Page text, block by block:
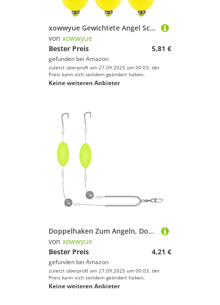
xowwyue Gewichtete Angel Schwimmer - 10 Stück Ovale Barsch Schwimmer | Gewichtete Eva-Schaumstoff Bojen Ausrüstung für Blaubarsche Crappie Sonnenbarsch Barsch Forellen
von xowwyue
Bester Preis
5,81 €
gefunden bei Amazon
zuletzt überprüft am 27.09.2025 um 00:03; der
Preis kann sich seitdem geändert haben.
Keine weiteren Anbieter
Doppelhaken Zum Angeln, Double-Hook Reverse Bottom Rig, Angelhaken Welsmontagen Fischereizubehör Für Wurf Trolling Outdoor Reisen Salzwasserangler 16,5x1x2cm
von xowwyue
Bester Preis
4,21 €
gefunden bei Amazon
zuletzt überprüft am 27.09.2025 um 00:03; der
Preis kann sich seitdem geändert haben.
Keine weiteren Anbieter